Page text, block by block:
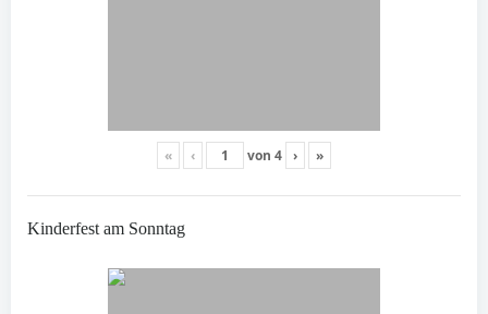
« ‹ von 4 › »
Kinderfest am Sonntag